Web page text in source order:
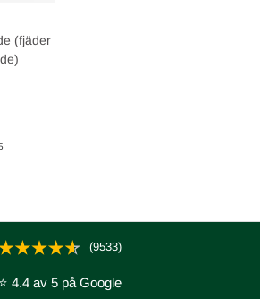
(fjäder
(9533)
⭐ 4.4 av 5 på Google